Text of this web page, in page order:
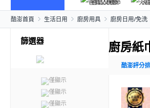
爸氣父親節
火
酷澎首頁 生活日用 廚房用具 廚房日用/免洗
篩選器
僅顯示
僅顯示
僅顯示
廚房紙
酷澎評分